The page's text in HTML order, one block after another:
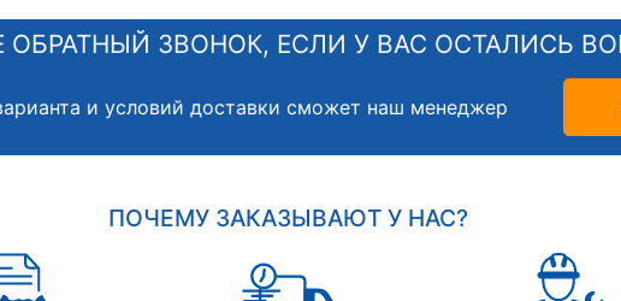
ОБРАТНЫЙ ЗВОНОК, ЕСЛИ У ВАС ОСТАЛИСЬ
и условий доставки сможет наш менеджер
ПОЧЕМУ ЗАКАЗЫВАЮТ У НАС?